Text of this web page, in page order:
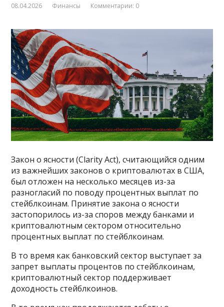
08.04.2026 Финансы Комментарии: 0
Закон о ясности (Clarity Act), считающийся одним
из важнейших законов о криптовалютах в США,
был отложен на несколько месяцев из-за
разногласий по поводу процентных выплат по
стейблкоинам. Принятие закона о ясности
застопорилось из-за споров между банками и
криптовалютным сектором относительно
процентных выплат по стейблкоинам.
В то время как банковский сектор выступает за
запрет выплаты процентов по стейблкоинам,
криптовалютный сектор поддерживает
доходность стейблкоинов.